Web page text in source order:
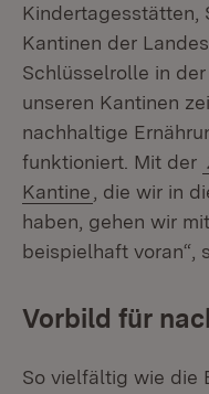
Kindertagesstätten,
Kantinen der
Schlüsselrolle in
unseren Kantinen
nachhaltige
funktioniert. Mit der
Kantine (Öffnet in
, die wir in
haben, gehen wir
beispielhaft voran“,
Vorbild für
So vielfältig wie die